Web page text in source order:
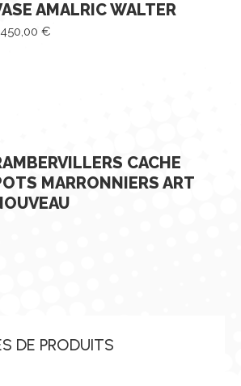
AMALRIC WALTER
€
CACHE
MARRONNIERS ART
DE PRODUITS